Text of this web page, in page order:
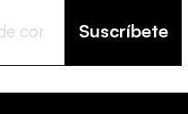
Suscríbete